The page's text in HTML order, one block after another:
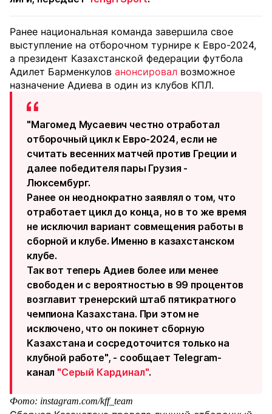
Ранее национальная команда завершила свое
выступление на отборочном турнире к Евро-2024,
а президент Казахстанской федерации футбола
Адилет Барменкулов анонсировал возможное
назначение Адиева в один из клубов КПЛ.
"Магомед Мусаевич честно отработал
отборочный цикл к Евро-2024, если не
считать весенних матчей против Греции и
далее победителя пары Грузия -
Люксембург.
Ранее он неоднократно заявлял о том, что
отработает цикл до конца, но в то же время
не исключил вариант совмещения работы в
сборной и клубе. Именно в казахстанском
клубе.
Так вот теперь Адиев более или менее
свободен и с вероятностью в 99 процентов
возглавит тренерский штаб пятикратного
чемпиона Казахстана. При этом не
исключено, что он покинет сборную
Казахстана и сосредоточится только на
клубной работе", - сообщает Telegram-
канал "Серый Кардинал".
Фото: instagram.com/kff_team